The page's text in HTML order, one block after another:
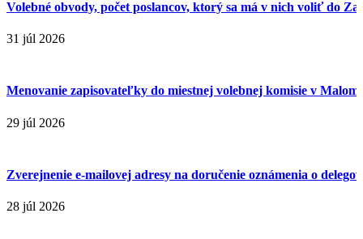
Volebné obvody, počet poslancov, ktorý sa má v nich voliť do
31 júl 2026
Menovanie zapisovateľky do miestnej volebnej komisie v Malom
29 júl 2026
Zverejnenie e-mailovej adresy na doručenie oznámenia o
28 júl 2026